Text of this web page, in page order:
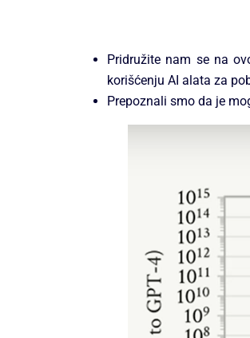
Pridružite nam se na
korišćenju AI alata za
Prepoznali smo da je